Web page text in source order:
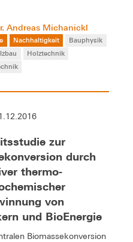
Andreas Michanickl
Nachhaltigkeit
Bauphysik
Holztechnik
zur
durch
thermo-
von
und BioEnergie
Biomassekonversion